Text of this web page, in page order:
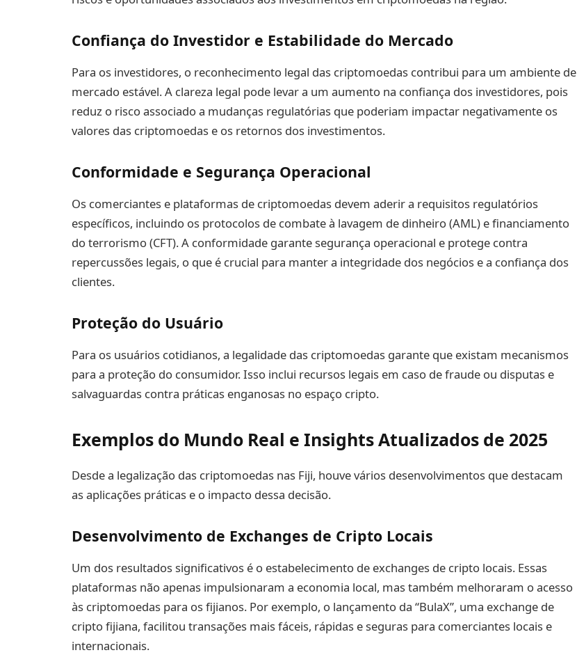
Confiança do Investidor e Estabilidade do Mercado
Para os investidores, o reconhecimento legal das criptomoedas contribui para um ambiente de
mercado estável. A clareza legal pode levar a um aumento na confiança dos investidores, pois
reduz o risco associado a mudanças regulatórias que poderiam impactar negativamente os
valores das criptomoedas e os retornos dos investimentos.
Conformidade e Segurança Operacional
Os comerciantes e plataformas de criptomoedas devem aderir a requisitos regulatórios
específicos, incluindo os protocolos de combate à lavagem de dinheiro (AML) e financiamento
do terrorismo (CFT). A conformidade garante segurança operacional e protege contra
repercussões legais, o que é crucial para manter a integridade dos negócios e a confiança dos
clientes.
Proteção do Usuário
Para os usuários cotidianos, a legalidade das criptomoedas garante que existam mecanismos
para a proteção do consumidor. Isso inclui recursos legais em caso de fraude ou disputas e
salvaguardas contra práticas enganosas no espaço cripto.
Exemplos do Mundo Real e Insights Atualizados de 2025
Desde a legalização das criptomoedas nas Fiji, houve vários desenvolvimentos que destacam
as aplicações práticas e o impacto dessa decisão.
Desenvolvimento de Exchanges de Cripto Locais
Um dos resultados significativos é o estabelecimento de exchanges de cripto locais. Essas
plataformas não apenas impulsionaram a economia local, mas também melhoraram o acesso
às criptomoedas para os fijianos. Por exemplo, o lançamento da “BulaX”, uma exchange de
cripto fijiana, facilitou transações mais fáceis, rápidas e seguras para comerciantes locais e
internacionais.